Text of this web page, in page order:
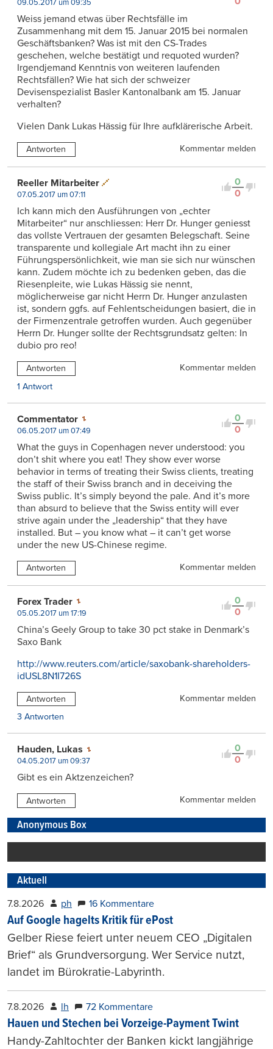
09.05.2017 um 09:35
Weiss jemand etwas über Rechtsfälle im
Zusammenhang mit dem 15. Januar 2015 bei normalen
Geschäftsbanken? Was ist mit den CS-Trades
geschehen, welche bestätigt und requoted wurden?
Irgendjemand Kenntnis von weiteren laufenden
Rechtsfällen? Wie hat sich der schweizer
Devisenspezialist Basler Kantonalbank am 15. Januar
verhalten?
Vielen Dank Lukas Hässig für Ihre aufklärerische Arbeit.
Antworten Kommentar melden
0
0
Reeller Mitarbeiter
07.05.2017 um 07:11
Ich kann mich den Ausführungen von „echter
Mitarbeiter“ nur anschliessen: Herr Dr. Hunger geniesst
das vollste Vertrauen der gesamten Belegschaft. Seine
transparente und kollegiale Art macht ihn zu einer
Führungspersönlichkeit, wie man sie sich nur wünschen
kann. Zudem möchte ich zu bedenken geben, das die
Riesenpleite, wie Lukas Hässig sie nennt,
möglicherweise gar nicht Herrn Dr. Hunger anzulasten
ist, sondern ggfs. auf Fehlentscheidungen basiert, die in
der Firmenzentrale getroffen wurden. Auch gegenüber
Herrn Dr. Hunger sollte der Rechtsgrundsatz gelten: In
dubio pro reo!
Antworten
Kommentar melden
1 Antwort
0
0
Commentator
06.05.2017 um 07:49
What the guys in Copenhagen never understood: you
don’t shit where you eat! They show ever worse
behavior in terms of treating their Swiss clients, treating
the staff of their Swiss branch and in deceiving the
Swiss public. It’s simply beyond the pale. And it’s more
than absurd to believe that the Swiss entity will ever
strive again under the „leadership“ that they have
installed. But – you know what – it can’t get worse
under the new US-Chinese regime.
Antworten Kommentar melden
0
0
Forex Trader
05.05.2017 um 17:19
China’s Geely Group to take 30 pct stake in Denmark’s
Saxo Bank
http://www.reuters.com/article/saxobank-shareholders-
idUSL8N1I726S
Antworten
Kommentar melden
3 Antworten
0
0
Hauden, Lukas
04.05.2017 um 09:37
Gibt es ein Aktzenzeichen?
Antworten Kommentar melden
Anonymous Box
Aktuell
7.8.2026 ph 16 Kommentare
Auf Google hagelts Kritik für ePost
Gelber Riese feiert unter neuem CEO „Digitalen
Brief“ als Grundversorgung. Wer Service nutzt,
landet im Bürokratie-Labyrinth.
7.8.2026 lh 72 Kommentare
Hauen und Stechen bei Vorzeige-Payment Twint
Handy-Zahltochter der Banken kickt langjährige